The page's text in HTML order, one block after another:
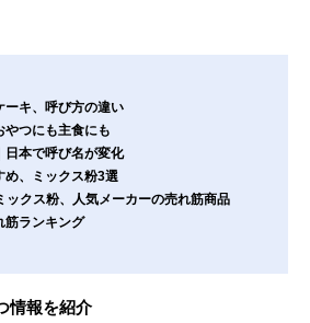
ーキ、呼び方の違い
やつにも主食にも
日本で呼び名が変化
め、ミックス粉3選
ックス粉、人気メーカーの売れ筋商品
筋ランキング
情報を紹介